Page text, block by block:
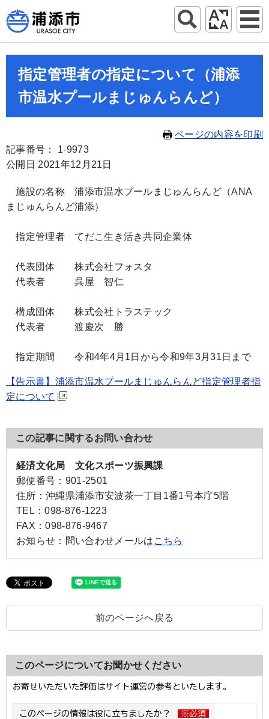
指定管理者の指定について（浦添
市温水プールまじゅんらんど）
ページの内容を印刷
記事番号： 1-9973
公開日 2021年12月21日
施設の名称 浦添市温水プールまじゅんらんど（ANA
まじゅんらんど浦添）
指定管理者 てだこ生き活き共同企業体
代表団体 株式会社フォスタ
代表者 呉屋 智仁
構成団体 株式会社トラステック
代表者 渡慶次 勝
指定期間 令和4年4月1日から令和9年3月31日まで
【告示書】浦添市温水プールまじゅんらんど指定管理者指
定について
この記事に関するお問い合わせ
経済文化局 文化スポーツ振興課
郵便番号： 901-2501
住所： 沖縄県浦添市安波茶一丁目1番1号本庁5階
TEL：098-876-1223
FAX：098-876-9467
お知らせ： 問い合わせメールは こちら
前のページへ戻る
このページについてお聞かせください